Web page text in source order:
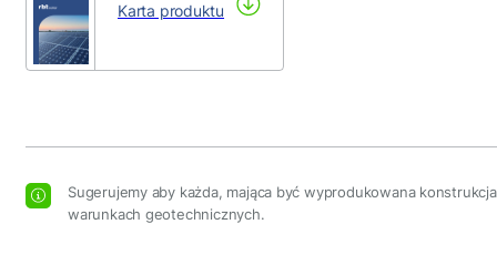
Karta produktu
Sugerujemy aby każda, mająca być wyprodukowana
warunkach geotechnicznych.